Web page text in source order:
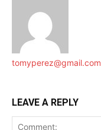
tomyperez@gmail.com
LEAVE A REPLY